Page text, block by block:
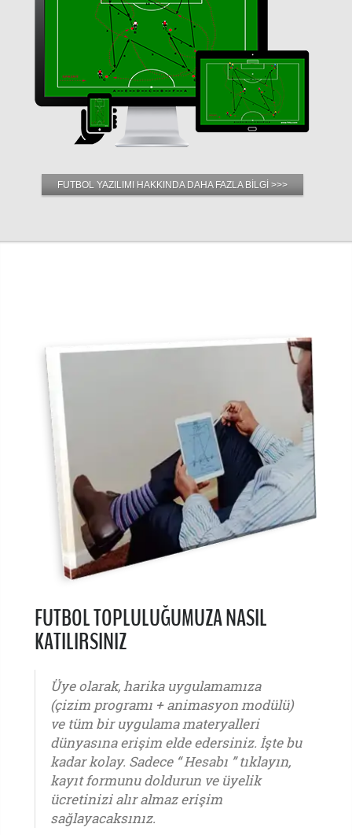
FUTBOL YAZILIMI HAKKINDA DAHA FAZLA BİLGİ >>>
FUTBOL TOPLULUĞUMUZA NASIL
KATILIRSINIZ
Üye olarak, harika uygulamamıza
(çizim programı + animasyon modülü)
ve tüm bir uygulama materyalleri
dünyasına erişim elde edersiniz. İşte bu
kadar kolay. Sadece “ Hesabı ” tıklayın,
kayıt formunu doldurun ve üyelik
ücretinizi alır almaz erişim
sağlayacaksınız.